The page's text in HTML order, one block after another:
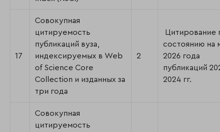
17
Совокупная
цитируемость
публикаций вуза,
индексируемых в Web
of Science Core
Collection и изданных за
три года
2
Цитирование
состоянию на
2026 года
публикаций
2024 гг.
Совокупная
цитируемость